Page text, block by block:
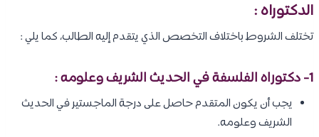
الدكتوراه :
تختلف الشروط باختلاف التخصص الذي يتقدم إليه الطالب، كما يلي :
1- دكتوراه الفلسفة في الحديث الشريف وعلومه :
يجب أن يكون المتقدم حاصل على درجة الماجستير في الحديث
الشريف وعلومه.